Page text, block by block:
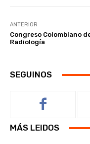
ANTERIOR
Congreso Colombiano
Radiología
SEGUINOS
MÁS LEIDOS